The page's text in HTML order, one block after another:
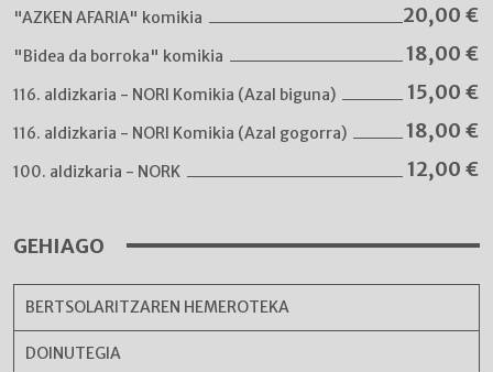
"AZKEN AFARIA" komikia 20,00 €
"Bidea da borroka" komikia 18,00 €
116. aldizkaria - NORI Komikia (Azal biguna) 15,00 €
116. aldizkaria - NORI Komikia (Azal gogorra) 18,00 €
100. aldizkaria - NORK 12,00 €
GEHIAGO
BERTSOLARITZAREN HEMEROTEKA
DOINUTEGIA